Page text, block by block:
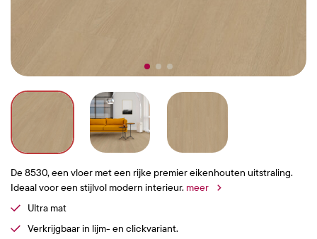
De 8530, een vloer met een rijke premier eikenhouten uitstraling.
Ideaal voor een stijlvol modern interieur. meer
Ultra mat
Verkrijgbaar in lijm- en clickvariant.